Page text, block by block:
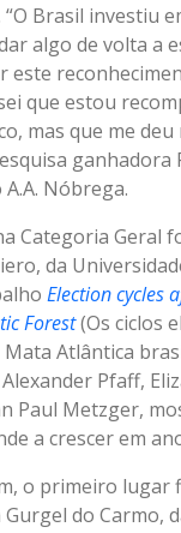
“O Brasil investiu
algo de volta a
este
que estou
mas que me deu
ganhadora
Nóbrega.
Categoria Geral
da
Election cycles
Forest(Os ciclos
Atlântica
Pfaff,
Paul Metzger,
a crescer em
o primeiro lugar
do Carmo,